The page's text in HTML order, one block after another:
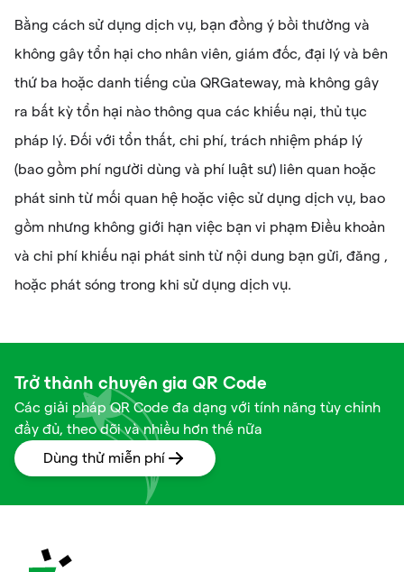
Bằng cách sử dụng dịch vụ, bạn đồng ý bồi thường và
không gây tổn hại cho nhân viên, giám đốc, đại lý và bên
thứ ba hoặc danh tiếng của QRGateway, mà không gây
ra bất kỳ tổn hại nào thông qua các khiếu nại, thủ tục
pháp lý. Đối với tổn thất, chi phí, trách nhiệm pháp lý
(bao gồm phí người dùng và phí luật sư) liên quan hoặc
phát sinh từ mối quan hệ hoặc việc sử dụng dịch vụ, bao
gồm nhưng không giới hạn việc bạn vi phạm Điều khoản
và chi phí khiếu nại phát sinh từ nội dung bạn gửi, đăng ,
hoặc phát sóng trong khi sử dụng dịch vụ.
Trở thành chuyên gia QR Code
Các giải pháp QR Code đa dạng với tính năng tùy chỉnh
đầy đủ, theo dõi và nhiều hơn thế nữa
Dùng thử miễn phí